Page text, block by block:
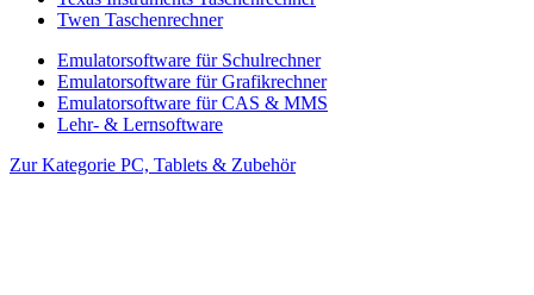
Twen Taschenrechner
Emulatorsoftware für Schulrechner
Emulatorsoftware für Grafikrechner
Emulatorsoftware für CAS & MMS
Lehr- & Lernsoftware
Zur Kategorie PC, Tablets & Zubehör